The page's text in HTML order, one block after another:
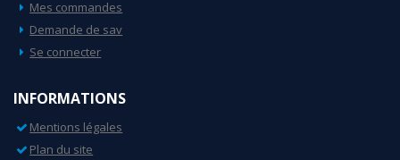
Mes commandes
Demande de sav
Se connecter
INFORMATIONS
Mentions légales
Plan du site